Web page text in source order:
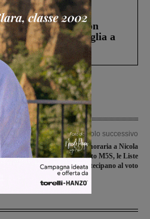
di Castiglion
aveva ucciso la figlia a
Articolo successivo
Cittadinanza onoraria a Nicola
Gratteri: soddisfatto M5S, le Liste
civiche non partecipano al voto